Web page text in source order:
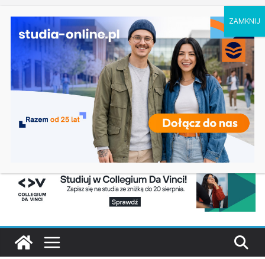
Ostatnie
wpisy:
Prawo w Łomży
Pedagogika przedszkolna i wczesnoszkolna w
Skierniewicach
Kosmetologia w Opolu
Logistyka – studia inżynierskie na Uniwersytecie
Szczecińskim
Elektroniczne przetwarzanie informacji w
Krakowie